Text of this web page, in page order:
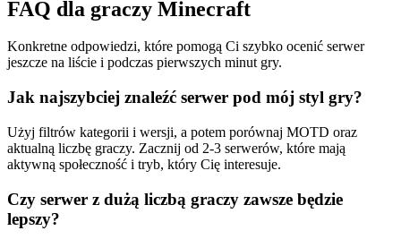
FAQ dla graczy Minecraft
Konkretne odpowiedzi, które pomogą Ci szybko ocenić serwer
jeszcze na liście i podczas pierwszych minut gry.
Jak najszybciej znaleźć serwer pod mój styl gry?
Użyj filtrów kategorii i wersji, a potem porównaj MOTD oraz
aktualną liczbę graczy. Zacznij od 2-3 serwerów, które mają
aktywną społeczność i tryb, który Cię interesuje.
Czy serwer z dużą liczbą graczy zawsze będzie
lepszy?